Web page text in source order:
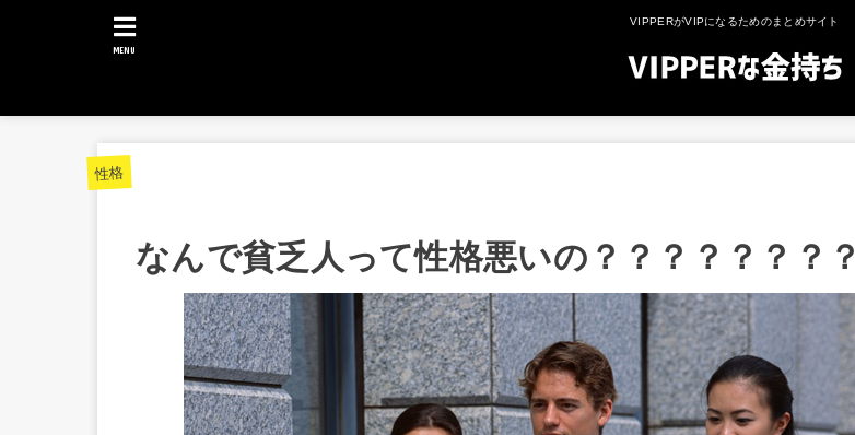
VIPPERがVIPになるためのまとめサイト
MENU
性格
なんで貧乏人って性格悪いの？？？？？？？？